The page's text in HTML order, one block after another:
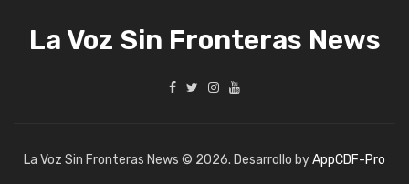
La Voz Sin Fronteras News
La Voz Sin Fronteras News © 2026. Desarrollo byAppCDF-Pro